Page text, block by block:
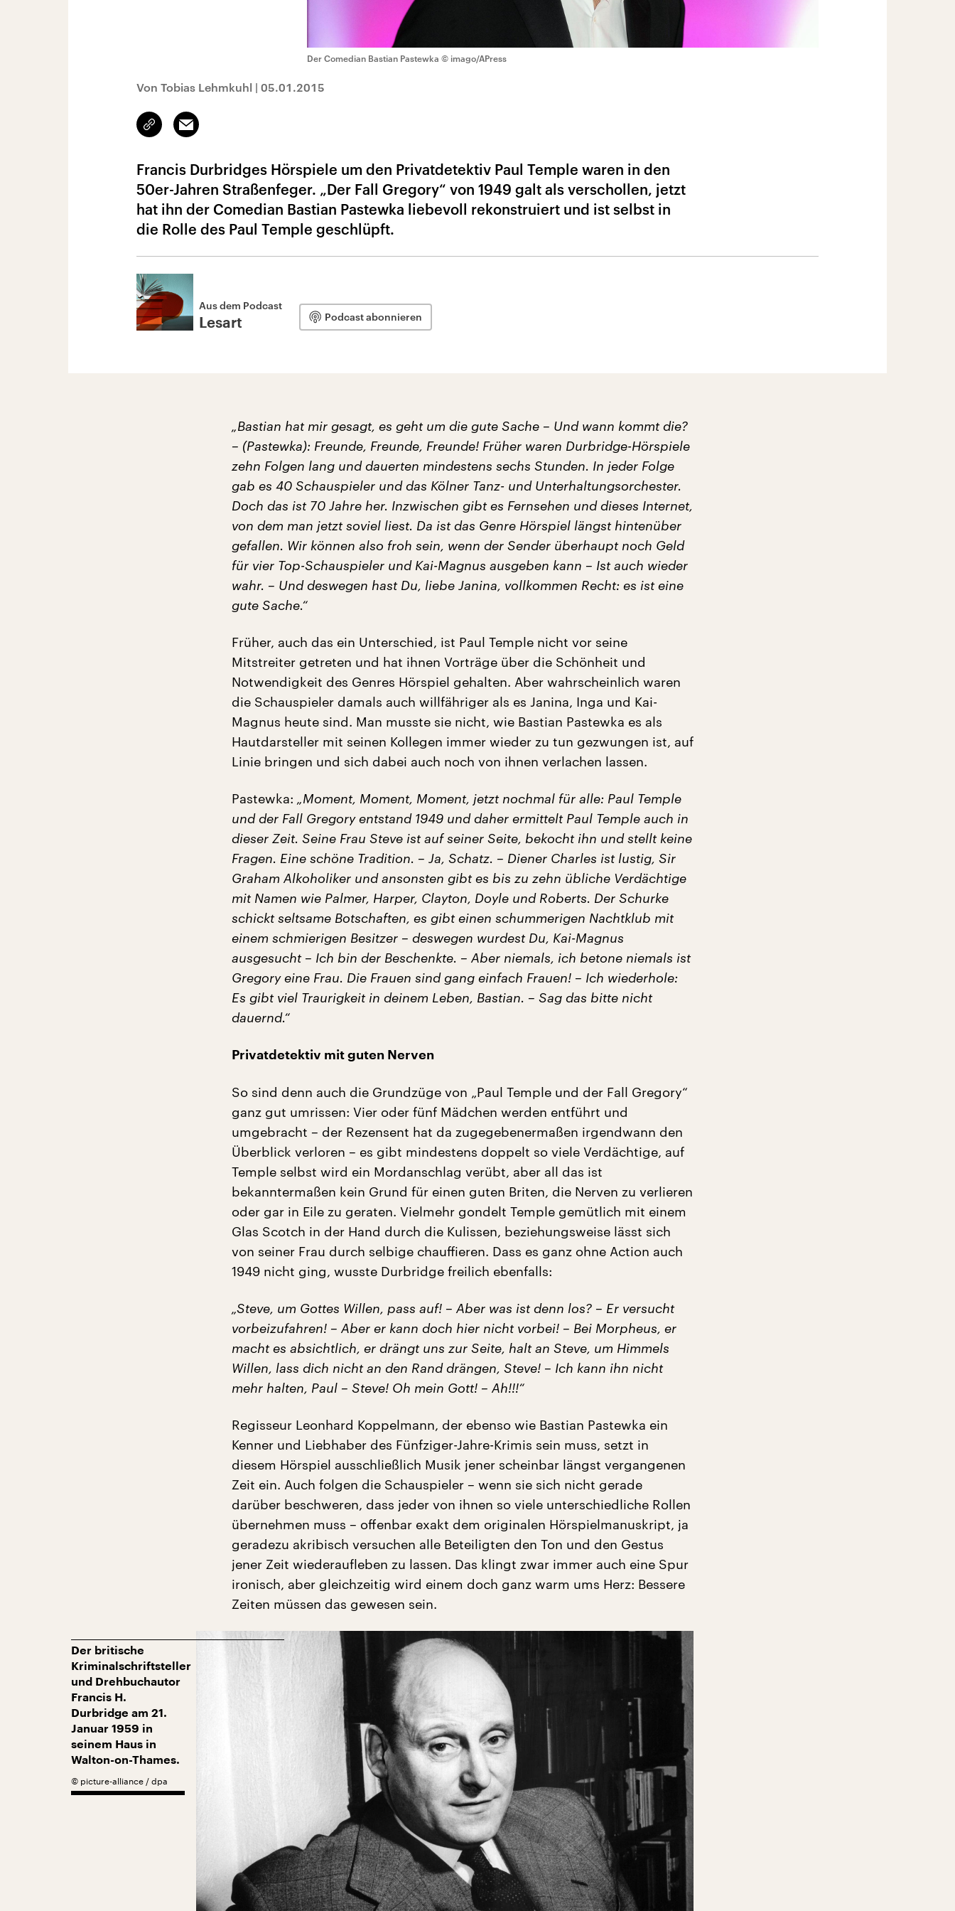
Der Comedian Bastian Pastewka © imago/APress
Von Tobias Lehmkuhl | 05.01.2015
Link
kopieren/teilen
Email
Francis Durbridges Hörspiele um den Privatdetektiv Paul Temple waren in den
50er-Jahren Straßenfeger. „Der Fall Gregory“ von 1949 galt als verschollen, jetzt
hat ihn der Comedian Bastian Pastewka liebevoll rekonstruiert und ist selbst in
die Rolle des Paul Temple geschlüpft.
Aus dem Podcast
Lesart Podcast abonnieren
„Bastian hat mir gesagt, es geht um die gute Sache – Und wann kommt die?
– (Pastewka): Freunde, Freunde, Freunde! Früher waren Durbridge-Hörspiele
zehn Folgen lang und dauerten mindestens sechs Stunden. In jeder Folge
gab es 40 Schauspieler und das Kölner Tanz- und Unterhaltungsorchester.
Doch das ist 70 Jahre her. Inzwischen gibt es Fernsehen und dieses Internet,
von dem man jetzt soviel liest. Da ist das Genre Hörspiel längst hintenüber
gefallen. Wir können also froh sein, wenn der Sender überhaupt noch Geld
für vier Top-Schauspieler und Kai-Magnus ausgeben kann – Ist auch wieder
wahr. – Und deswegen hast Du, liebe Janina, vollkommen Recht: es ist eine
gute Sache.“
Früher, auch das ein Unterschied, ist Paul Temple nicht vor seine
Mitstreiter getreten und hat ihnen Vorträge über die Schönheit und
Notwendigkeit des Genres Hörspiel gehalten. Aber wahrscheinlich waren
die Schauspieler damals auch willfähriger als es Janina, Inga und Kai-
Magnus heute sind. Man musste sie nicht, wie Bastian Pastewka es als
Hautdarsteller mit seinen Kollegen immer wieder zu tun gezwungen ist, auf
Linie bringen und sich dabei auch noch von ihnen verlachen lassen.
Pastewka: „Moment, Moment, Moment, jetzt nochmal für alle: Paul Temple
und der Fall Gregory entstand 1949 und daher ermittelt Paul Temple auch in
dieser Zeit. Seine Frau Steve ist auf seiner Seite, bekocht ihn und stellt keine
Fragen. Eine schöne Tradition. – Ja, Schatz. – Diener Charles ist lustig, Sir
Graham Alkoholiker und ansonsten gibt es bis zu zehn übliche Verdächtige
mit Namen wie Palmer, Harper, Clayton, Doyle und Roberts. Der Schurke
schickt seltsame Botschaften, es gibt einen schummerigen Nachtklub mit
einem schmierigen Besitzer – deswegen wurdest Du, Kai-Magnus
ausgesucht – Ich bin der Beschenkte. – Aber niemals, ich betone niemals ist
Gregory eine Frau. Die Frauen sind gang einfach Frauen! – Ich wiederhole:
Es gibt viel Traurigkeit in deinem Leben, Bastian. – Sag das bitte nicht
dauernd.“
Privatdetektiv mit guten Nerven
So sind denn auch die Grundzüge von „Paul Temple und der Fall Gregory“
ganz gut umrissen: Vier oder fünf Mädchen werden entführt und
umgebracht – der Rezensent hat da zugegebenermaßen irgendwann den
Überblick verloren – es gibt mindestens doppelt so viele Verdächtige, auf
Temple selbst wird ein Mordanschlag verübt, aber all das ist
bekanntermaßen kein Grund für einen guten Briten, die Nerven zu verlieren
oder gar in Eile zu geraten. Vielmehr gondelt Temple gemütlich mit einem
Glas Scotch in der Hand durch die Kulissen, beziehungsweise lässt sich
von seiner Frau durch selbige chauffieren. Dass es ganz ohne Action auch
1949 nicht ging, wusste Durbridge freilich ebenfalls:
„Steve, um Gottes Willen, pass auf! – Aber was ist denn los? – Er versucht
vorbeizufahren! – Aber er kann doch hier nicht vorbei! – Bei Morpheus, er
macht es absichtlich, er drängt uns zur Seite, halt an Steve, um Himmels
Willen, lass dich nicht an den Rand drängen, Steve! – Ich kann ihn nicht
mehr halten, Paul – Steve! Oh mein Gott! – Ah!!!“
Regisseur Leonhard Koppelmann, der ebenso wie Bastian Pastewka ein
Kenner und Liebhaber des Fünfziger-Jahre-Krimis sein muss, setzt in
diesem Hörspiel ausschließlich Musik jener scheinbar längst vergangenen
Zeit ein. Auch folgen die Schauspieler – wenn sie sich nicht gerade
darüber beschweren, dass jeder von ihnen so viele unterschiedliche Rollen
übernehmen muss – offenbar exakt dem originalen Hörspielmanuskript, ja
geradezu akribisch versuchen alle Beteiligten den Ton und den Gestus
jener Zeit wiederaufleben zu lassen. Das klingt zwar immer auch eine Spur
ironisch, aber gleichzeitig wird einem doch ganz warm ums Herz: Bessere
Zeiten müssen das gewesen sein.
Der britische
Kriminalschriftsteller
und Drehbuchautor
Francis H.
Durbridge am 21.
Januar 1959 in
seinem Haus in
Walton-on-Thames.
© picture-alliance / dpa